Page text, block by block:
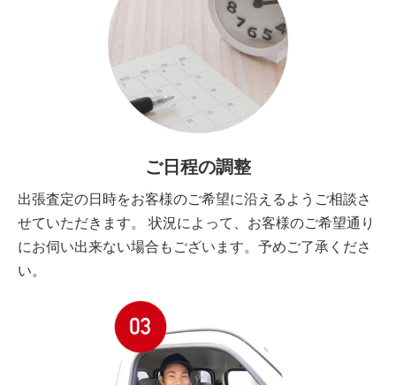
ご日程の調整
出張査定の日時をお客様のご希望に沿えるようご相談さ
せていただきます。 状況によって、お客様のご希望通り
にお伺い出来ない場合もございます。予めご了承くださ
い。